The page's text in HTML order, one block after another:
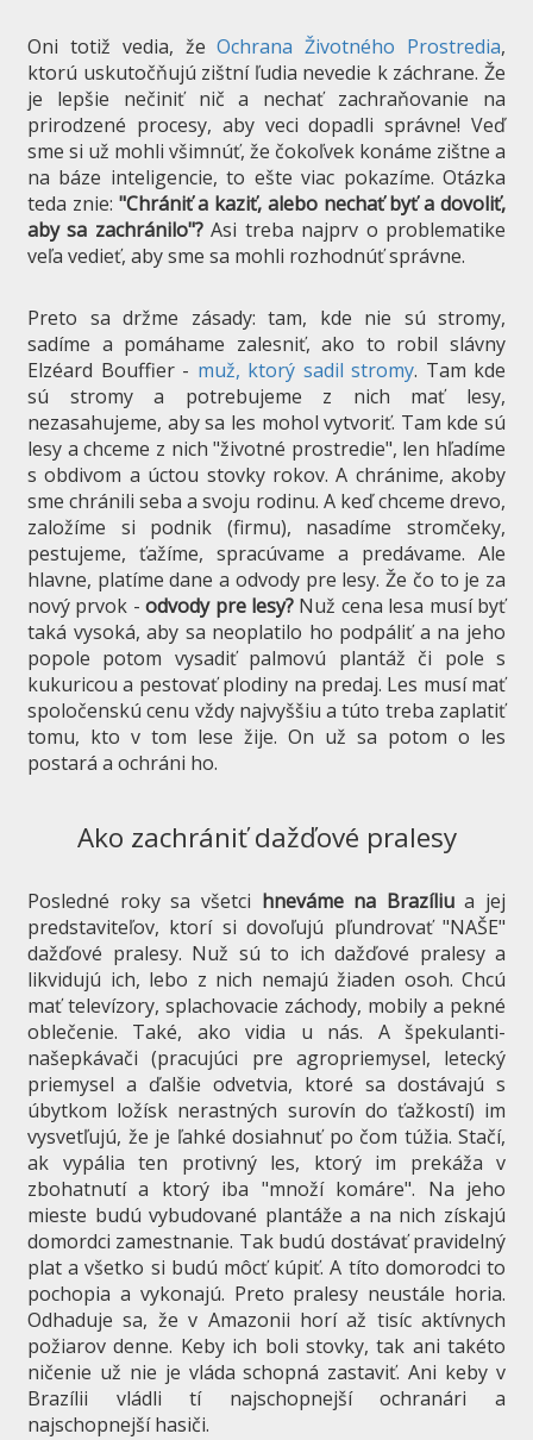
Oni totiž vedia, žeOchrana Životného Prostredia,
ktorú uskutočňujú zištní ľudia nevedie k záchrane. Že
je lepšie nečiniť nič a nechať zachraňovanie na
prirodzené procesy, aby veci dopadli správne! Veď
sme si už mohli všimnúť, že čokoľvek konáme zištne a
na báze inteligencie, to ešte viac pokazíme. Otázka
teda znie: "Chrániť a kaziť, alebo nechať byť a dovoliť,
aby sa zachránilo"?Asi treba najprv o problematike
veľa vedieť, aby sme sa mohli rozhodnúť správne.
Preto sa držme zásady: tam, kde nie sú stromy,
sadíme a pomáhame zalesniť, ako to robil slávny
Elzéard Bouffier - muž, ktorý sadil stromy. Tam kde
sú stromy a potrebujeme z nich mať lesy,
nezasahujeme, aby sa les mohol vytvoriť. Tam kde sú
lesy a chceme z nich "životné prostredie", len hľadíme
s obdivom a úctou stovky rokov. A chránime, akoby
sme chránili seba a svoju rodinu. A keď chceme drevo,
založíme si podnik (firmu), nasadíme stromčeky,
pestujeme, ťažíme, spracúvame a predávame. Ale
hlavne, platíme dane a odvody pre lesy. Že čo to je za
nový prvok -odvody pre lesy? Nuž cena lesa musí byť
taká vysoká, aby sa neoplatilo ho podpáliť a na jeho
popole potom vysadiť palmovú plantáž či pole s
kukuricou a pestovať plodiny na predaj. Les musí mať
spoločenskú cenu vždy najvyššiu a túto treba zaplatiť
tomu, kto v tom lese žije. On už sa potom o les
postará a ochráni ho.
Ako zachrániť dažďové pralesy
Posledné roky sa všetci hneváme na Brazíliua jej
predstaviteľov, ktorí si dovoľujú pľundrovať "NAŠE"
dažďové pralesy. Nuž sú to ich dažďové pralesy a
likvidujú ich, lebo z nich nemajú žiaden osoh. Chcú
mať televízory, splachovacie záchody, mobily a pekné
oblečenie. Také, ako vidia u nás. A špekulanti-
našepkávači (pracujúci pre agropriemysel, letecký
priemysel a ďalšie odvetvia, ktoré sa dostávajú s
úbytkom ložísk nerastných surovín do ťažkostí) im
vysvetľujú, že je ľahké dosiahnuť po čom túžia. Stačí,
ak vypália ten protivný les, ktorý im prekáža v
zbohatnutí a ktorý iba "množí komáre". Na jeho
mieste budú vybudované plantáže a na nich získajú
domordci zamestnanie. Tak budú dostávať pravidelný
plat a všetko si budú môcť kúpiť. A títo domorodci to
pochopia a vykonajú. Preto pralesy neustále horia.
Odhaduje sa, že v Amazonii horí až tisíc aktívnych
požiarov denne. Keby ich boli stovky, tak ani takéto
ničenie už nie je vláda schopná zastaviť. Ani keby v
Brazílii vládli tí najschopnejší ochranári a
najschopnejší hasiči.